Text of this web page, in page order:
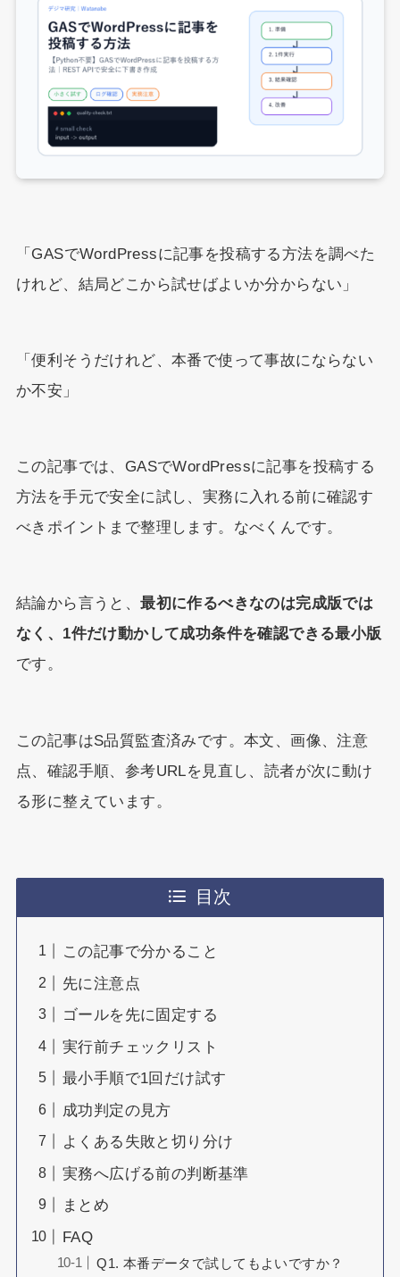
「GASでWordPressに記事を投稿する方法を調べた
けれど、結局どこから試せばよいか分からない」
「便利そうだけれど、本番で使って事故にならない
か不安」
この記事では、GASでWordPressに記事を投稿する
方法を手元で安全に試し、実務に入れる前に確認す
べきポイントまで整理します。なべくんです。
結論から言うと、最初に作るべきなのは完成版では
なく、1件だけ動かして成功条件を確認できる最小版
です。
この記事はS品質監査済みです。本文、画像、注意
点、確認手順、参考URLを見直し、読者が次に動け
る形に整えています。
目次
この記事で分かること
先に注意点
ゴールを先に固定する
実行前チェックリスト
最小手順で1回だけ試す
成功判定の見方
よくある失敗と切り分け
実務へ広げる前の判断基準
まとめ
FAQ
Q1. 本番データで試してもよいですか？